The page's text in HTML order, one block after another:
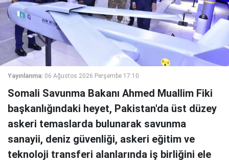
Yayınlanma: 06 Ağustos 2026 Perşembe 17:10
Somali Savunma Bakanı Ahmed Muallim Fiki
başkanlığındaki heyet, Pakistan'da üst düzey
askeri temaslarda bulunarak savunma
sanayii, deniz güvenliği, askeri eğitim ve
teknoloji transferi alanlarında iş birliğini ele